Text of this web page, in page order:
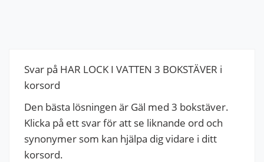
Svar på HAR LOCK I VATTEN 3 BOKSTÄVER i
korsord
Den bästa lösningen är Gäl med 3 bokstäver.
Klicka på ett svar för att se liknande ord och
synonymer som kan hjälpa dig vidare i ditt
korsord.